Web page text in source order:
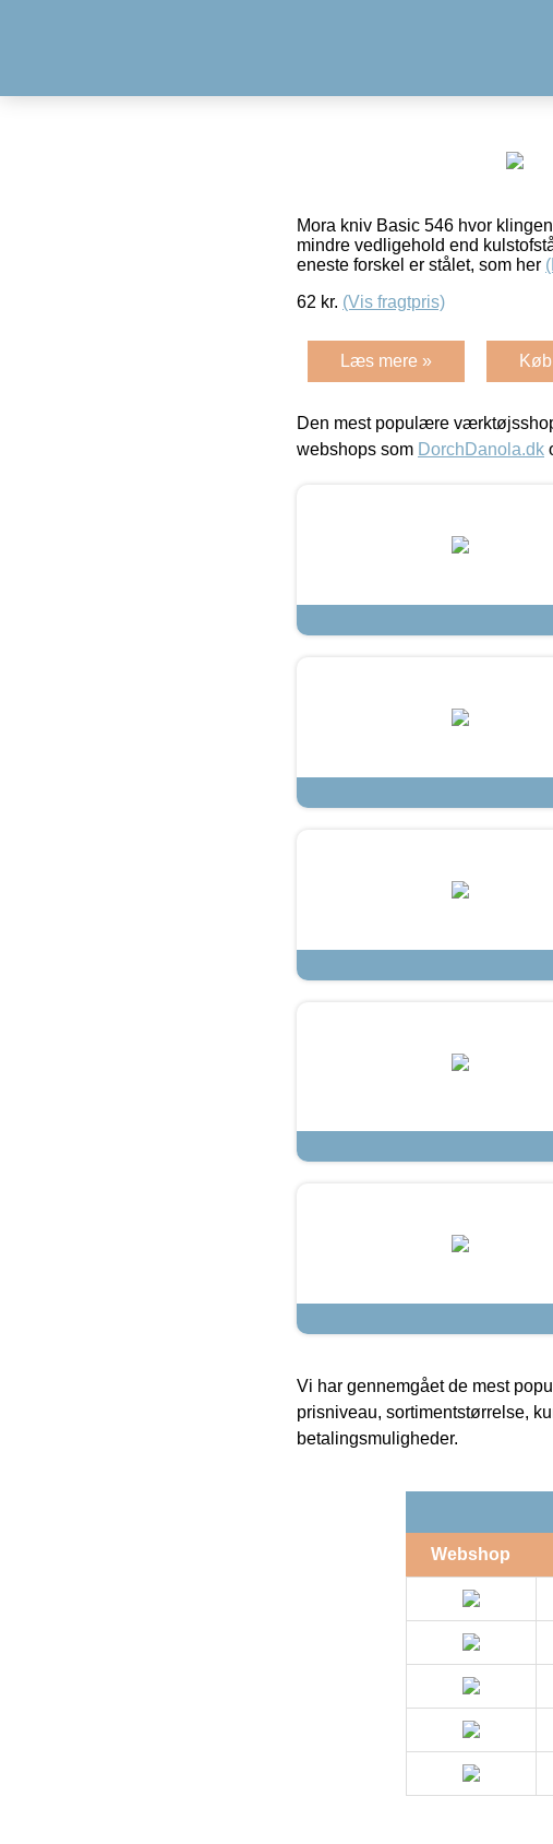
Mora kniv Basic 546 hvor
mindre vedligehold end
eneste forskel er stålet, som her
62 kr. (Vis fragtpris)
Læs mere »
Den mest populære
webshops som DorchDanola.dk
Vi har gennemgået de mest
prisniveau, sortimentstørrelse,
betalingsmuligheder.
Webshop